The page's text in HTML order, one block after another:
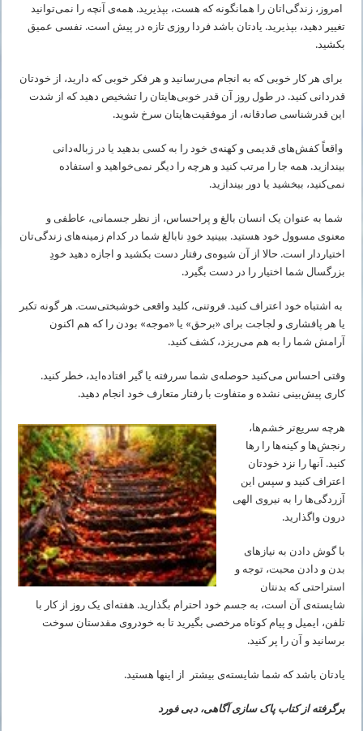
امروز، زندگی‌اتان را همانگونه که هست، بپذیرید. همه‌ی آنچه را نمی‌توانید
تغییر دهید، بپذیرید. یادتان باشد فردا روزی تازه در پیش است. نفسی عمیق
بکشید.
برای هر کار خوبی که به انجام می‌رسانید و هر فکر خوبی که دارید، از خودتان
قدردانی کنید. در طول روز آن قدر خوبی‌هایتان را تشخیص دهید که از شدت
این قدرشناسی صادقانه، از موفقیت‌هایتان سرخ شوید.
واقعاً کفش‌های قدیمی و کهنه‌ی خود را به کسی بدهید یا در زباله‌دانی
بیندازید. همه جا را مرتب کنید و هرچه را دیگر نمی‌خواهید و استفاده
نمی‌کنید، ببخشید یا دور بیندازید.
شما به عنوان یک انسان بالغ و پراحساس، از نظر جسمانی، عاطفی و
معنوی مسوول خود هستید. ببینید خودِ نابالغ شما در کدام زمینه‌های زندگی‌تان
اختیاردار است. حالا از آن شیوه‌ی رفتار دست بکشید و اجازه دهید خودِ
بزرگسال شما اختیار را در دست بگیرد.
به اشتباه خود اعتراف کنید. فروتنی، کلید واقعی خوشبختی‌ست. هر گونه تکبر
یا هر پافشاری و لجاجت برای «برحق» یا «موجه» بودن را که هم اکنون
آرامش شما را به هم می‌ریزد، کشف کنید.
وقتی احساس می‌کنید حوصله‌ی شما سررفته یا گیر افتاده‌اید، خطر کنید.
کاری پیش‌بینی نشده و متفاوت با رفتار متعارف خود انجام دهید.
هرچه سریع‌تر خشم‌ها،
رنجش‌ها و کینه‌ها را رها
کنید. آنها را نزد خودتان
اعتراف کنید و سپس این
آزردگی‌ها را به نیروی الهی
درون واگذارید.
با گوش دادن به نیازهای
بدن و دادن محبت، توجه و
استراحتی که بدنتان
شایسته‌ی آن است، به جسم خود احترام بگذارید. هفته‌ای یک روز از کار با
تلفن، ایمیل و پیام کوتاه مرخصی بگیرید تا به خودروی مقدستان سوخت
برسانید و آن را پر کنید.
یادتان باشد که شما شایسته‌ی بیشتر از اینها هستید.
برگرفته از کتاب پاک سازی آگاهی، دبى فورد